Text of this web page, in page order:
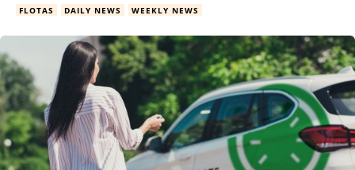
FLOTAS DAILY NEWS WEEKLY NEWS